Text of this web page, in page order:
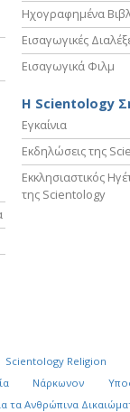
Ηχογραφημένα
Εισαγωγικές
Εισαγωγικά Φιλμ
Η Scientology
Εγκαίνια
Εκδηλώσεις της
Εκκλησιαστικός
της Scientology
Scientology Religion
Νάρκωνον
τα Ανθρώπινα